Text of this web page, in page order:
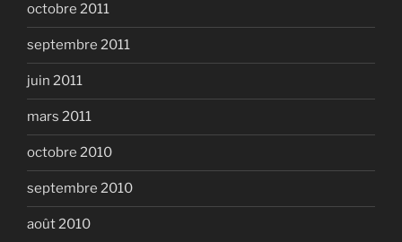
octobre 2011
septembre 2011
juin 2011
mars 2011
octobre 2010
septembre 2010
août 2010